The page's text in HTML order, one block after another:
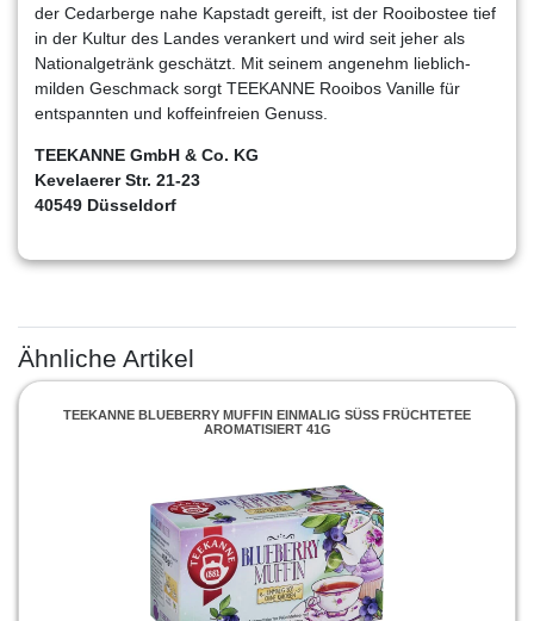
der Cedarberge nahe Kapstadt gereift, ist der Rooibostee tief
in der Kultur des Landes verankert und wird seit jeher als
Nationalgetränk geschätzt. Mit seinem angenehm lieblich-
milden Geschmack sorgt TEEKANNE Rooibos Vanille für
entspannten und koffeinfreien Genuss.
TEEKANNE GmbH & Co. KG
Kevelaerer Str. 21-23
40549 Düsseldorf
Ähnliche Artikel
TEEKANNE BLUEBERRY MUFFIN EINMALIG SÜSS FRÜCHTETEE A
ROMATISIERT 41G